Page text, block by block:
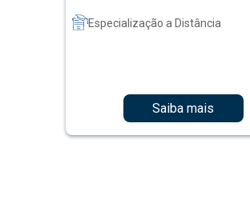
Especialização a Distância
Saiba mais